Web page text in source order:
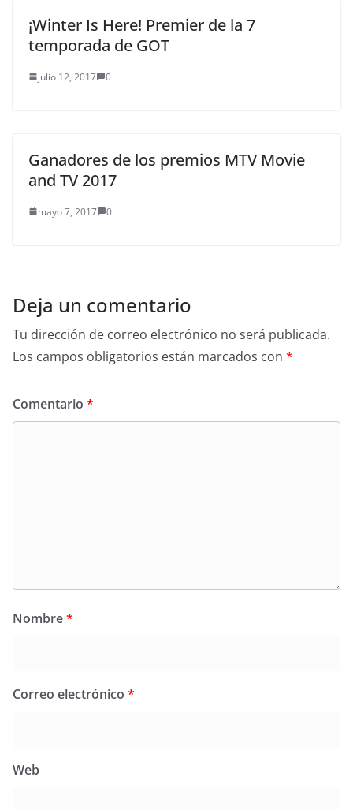
¡Winter Is Here! Premier de la 7
temporada de GOT
julio 12, 2017 0
Ganadores de los premios MTV Movie
and TV 2017
mayo 7, 2017 0
Deja un comentario
Tu dirección de correo electrónico no será publicada.
Los campos obligatorios están marcados con *
Comentario *
Nombre*
Correo electrónico *
Web